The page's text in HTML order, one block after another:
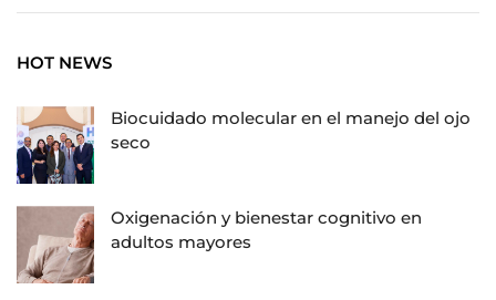
HOT NEWS
Biocuidado molecular en el manejo del ojo
seco
Oxigenación y bienestar cognitivo en
adultos mayores